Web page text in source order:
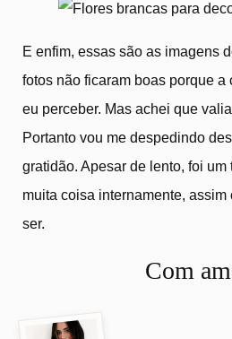
E enfim, essas são as imagens
fotos não ficaram boas porque a
eu perceber. Mas achei que
Portanto vou me despedindo
gratidão. Apesar de lento, foi
muita coisa internamente,
ser.
Com